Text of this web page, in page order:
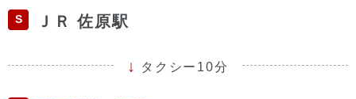
S ＪＲ 佐原駅
タクシー10分